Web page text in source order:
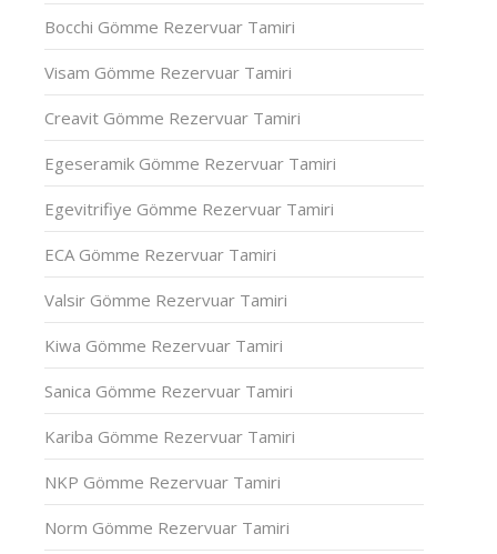
Bocchi Gömme Rezervuar Tamiri
Visam Gömme Rezervuar Tamiri
Creavit Gömme Rezervuar Tamiri
Egeseramik Gömme Rezervuar Tamiri
Egevitrifiye Gömme Rezervuar Tamiri
ECA Gömme Rezervuar Tamiri
Valsir Gömme Rezervuar Tamiri
Kiwa Gömme Rezervuar Tamiri
Sanica Gömme Rezervuar Tamiri
Kariba Gömme Rezervuar Tamiri
NKP Gömme Rezervuar Tamiri
Norm Gömme Rezervuar Tamiri